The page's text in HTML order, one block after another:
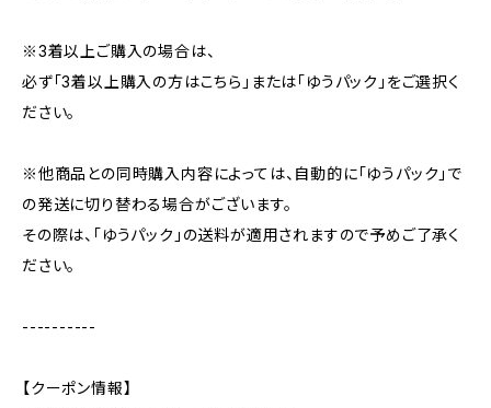
※3着以上ご購入の場合は、
必ず「3着以上購入の方はこちら」または「ゆうパック」をご選択く
ださい。
※他商品との同時購入内容によっては、自動的に「ゆうパック」で
の発送に切り替わる場合がございます。
その際は、「ゆうパック」の送料が適用されますので予めご了承く
ださい。
----------
【クーポン情報】